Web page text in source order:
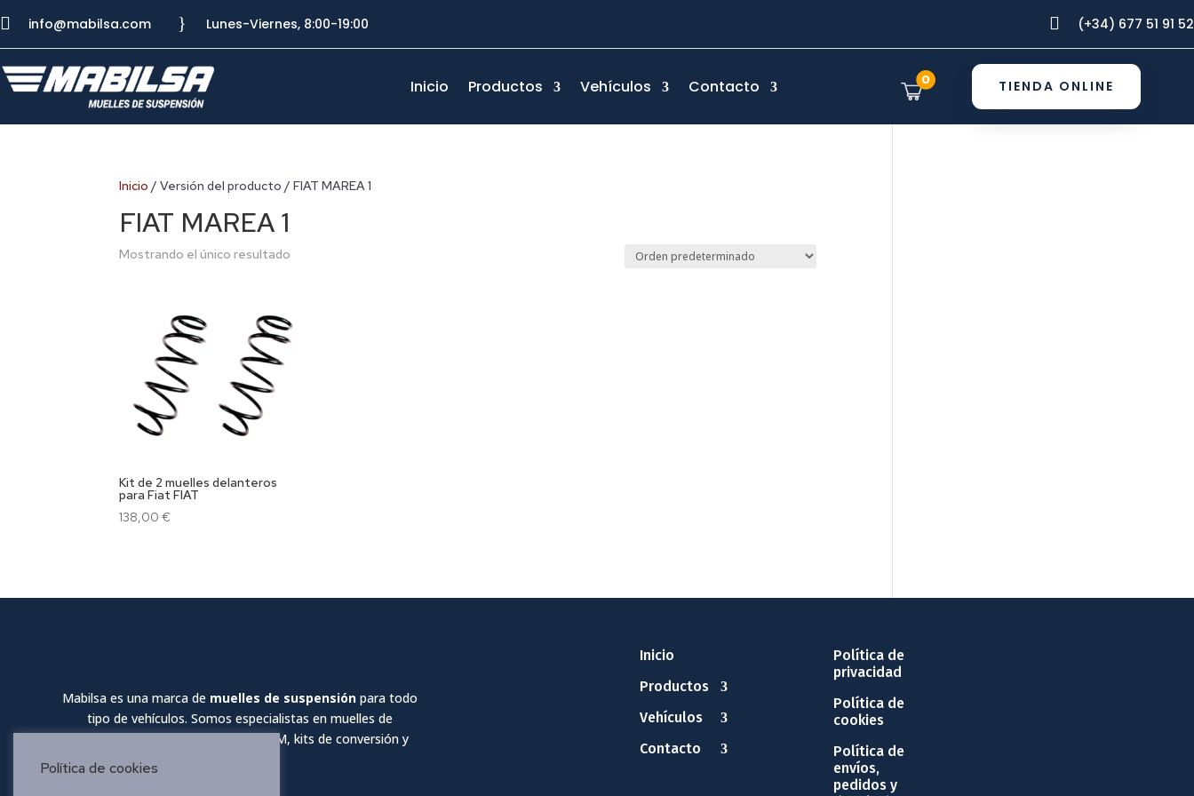
 info@mabilsa.com } Lunes-Viernes, 8:00-19:00  (+34) 677 51 91 52
Inicio Productos Vehículos Contacto TIENDA ONLINE
0
Inicio / Versión del producto / FIAT MAREA 1
FIAT MAREA 1
Mostrando el único resultado
Kit de 2 muelles delanteros
para Fiat FIAT
138,00€
Mabilsa es una marca de muelles de suspensión para todo
tipo de vehículos. Somos especialistas en muelles de
suspensión reforzados, muelles OEM, kits de conversión y
Inicio
Productos
Vehículos
Contacto
Política de
privacidad
Política de
cookies
Política de
envíos,
pedidos y
Política de cookies